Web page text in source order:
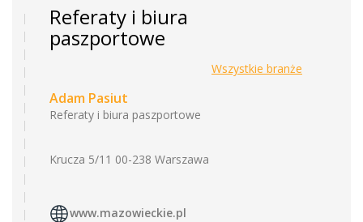
Referaty i biura
paszportowe
Wszystkie branże
Adam Pasiut
Referaty i biura paszportowe
Krucza 5/11 00-238 Warszawa
www.mazowieckie.pl